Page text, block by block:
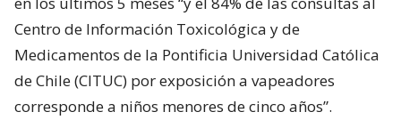
Centro de Información Toxicológica y de
Medicamentos de la Pontificia Universidad Católica
de Chile (CITUC) por exposición a vapeadores
corresponde a niños menores de cinco años”.